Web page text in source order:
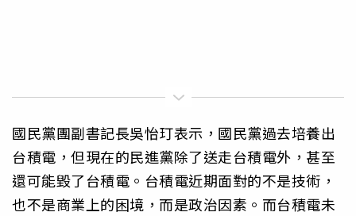
國民黨團副書記長吳怡玎表示，國民黨過去培養出
台積電，但現在的民進黨除了送走台積電外，甚至
還可能毀了台積電。台積電近期面對的不是技術，
也不是商業上的困境，而是政治因素。而台積電未